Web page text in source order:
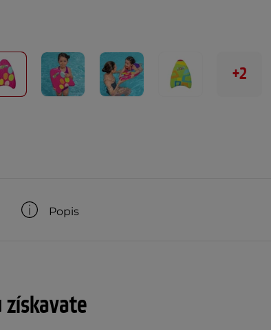
+2
Popis
získavate